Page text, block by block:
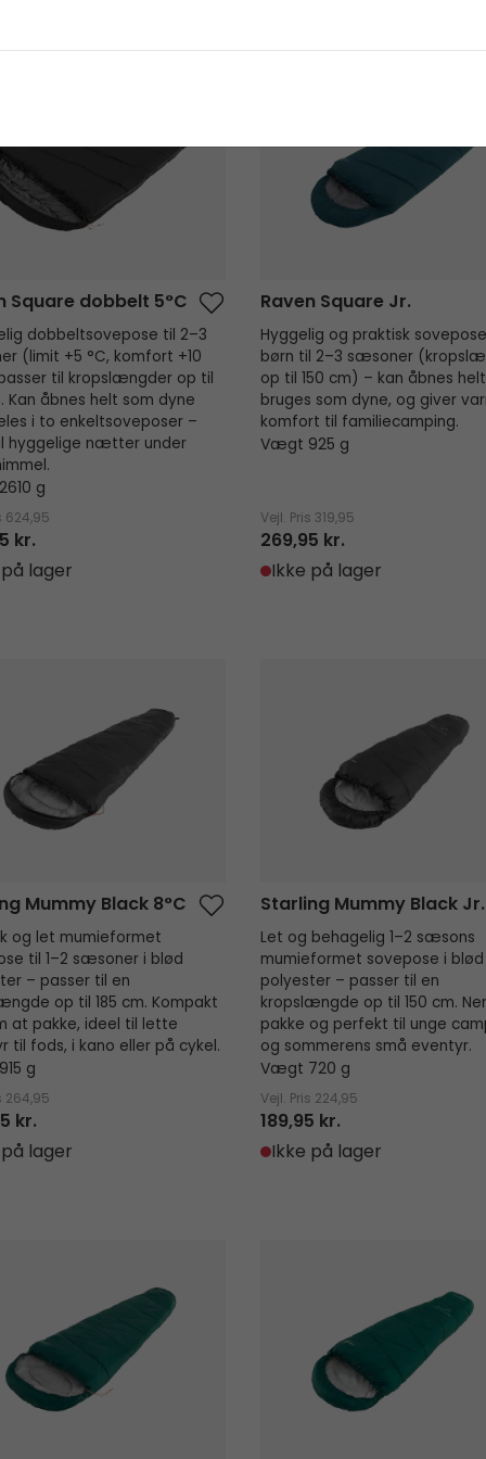
Square dobbelt 5°C
dobbeltsovepose til 2–3
(limit +5 °C, komfort +10
til kropslængder op til
Kan åbnes helt som dyne
i to enkeltsoveposer –
hyggelige nætter under
g
624,95
kr.
lager
Raven Square Jr.
Hyggelig og praktisk
børn til 2–3 sæsoner
op til 150 cm) – kan åbnes
bruges som dyne, og giver
komfort til familiecamping.
Vægt 925 g
Vejl. Pris 319,95
269,95 kr.
Ikke på lager
Mummy Black 8°C
og let mumieformet
til 1–2 sæsoner i blød
– passer til en
op til 185 cm. Kompakt
at pakke, ideel til lette
til fods, i kano eller på cykel.
g
264,95
kr.
lager
Starling Mummy Black Jr.
Let og behagelig 1–2 sæsons
mumieformet sovepose i blød
polyester – passer til en
kropslængde op til 150 cm.
pakke og perfekt til unge
og sommerens små eventyr.
Vægt 720 g
Vejl. Pris 224,95
189,95 kr.
Ikke på lager